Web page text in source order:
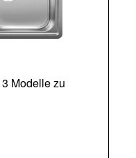
Modelle zu